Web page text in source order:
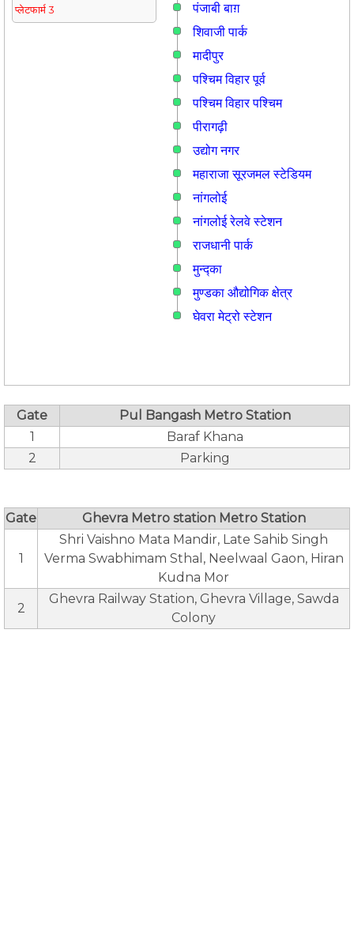
प्लेटफार्म 3
पंजाबी बाग़
शिवाजी पार्क
मादीपुर
पश्चिम विहार पूर्व
पश्चिम विहार पश्चिम
पीरागढ़ी
उद्योग नगर
महाराजा सूरजमल स्टेडियम
नांगलोई
नांगलोई रेलवे स्टेशन
राजधानी पार्क
मुन्द्का
मुण्डका औद्योगिक क्षेत्र
घेवरा मेट्रो स्टेशन
Gate
Pul Bangash Metro Station
1
Baraf Khana
2
Parking
Gate Ghevra Metro station Metro Station
1
Shri Vaishno Mata Mandir, Late Sahib Singh
Verma Swabhimam Sthal, Neelwaal Gaon, Hiran
Kudna Mor
2
Ghevra Railway Station, Ghevra Village, Sawda
Colony